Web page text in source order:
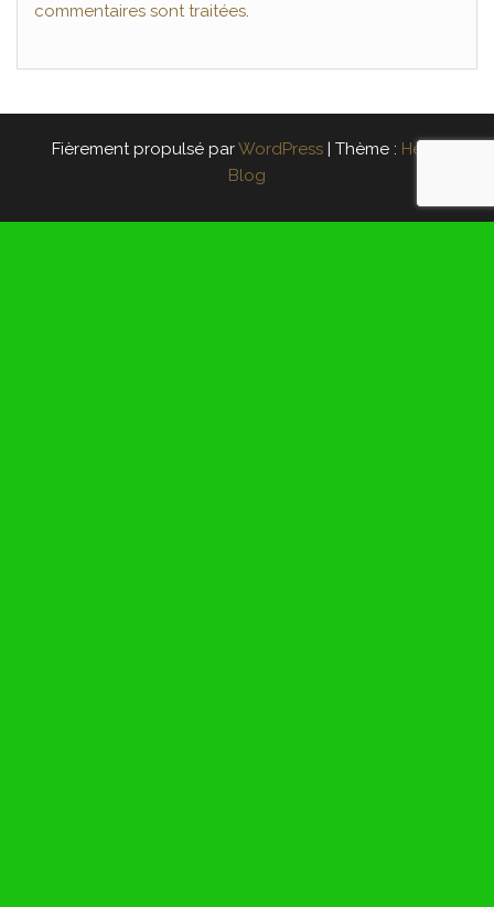
commentaires sont traitées.
Fièrement propulsé parWordPress Thème : Head
Blog